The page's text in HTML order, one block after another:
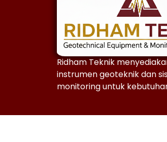
Ridham Teknik
instrumen geoteknik dan
monitoring untuk